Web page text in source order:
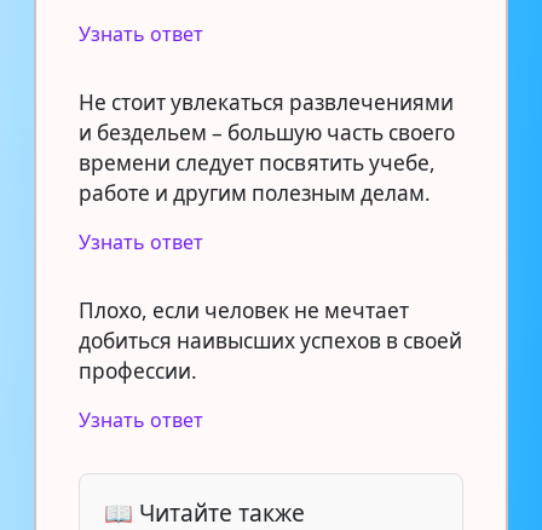
Узнать ответ
Не стоит увлекаться развлечениями
и бездельем – большую часть своего
времени следует посвятить учебе,
работе и другим полезным делам.
Узнать ответ
Плохо, если человек не мечтает
добиться наивысших успехов в своей
профессии.
Узнать ответ
📖 Читайте также